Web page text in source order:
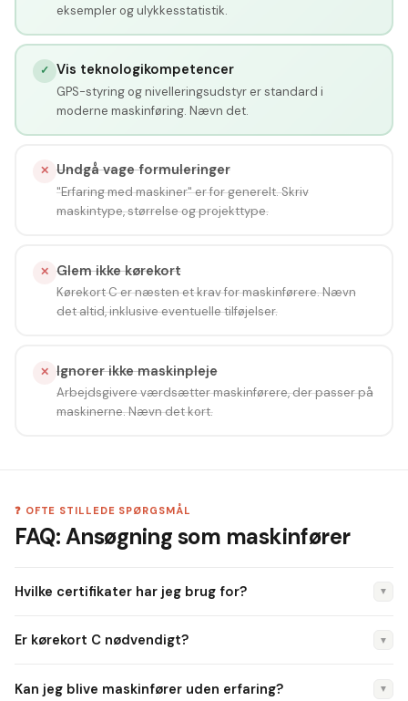
eksempler og ulykkesstatistik.
✓ Vis teknologikompetencer
GPS-styring og nivelleringsudstyr er standard i
moderne maskinføring. Nævn det.
✕ Undgå vage formuleringer
"Erfaring med maskiner" er for generelt. Skriv
maskintype, størrelse og projekttype.
✕ Glem ikke kørekort
Kørekort C er næsten et krav for maskinførere. Nævn
det altid, inklusive eventuelle tilføjelser.
✕ Ignorer ikke maskinpleje
Arbejdsgivere værdsætter maskinførere, der passer på
maskinerne. Nævn det kort.
❓ OFTE STILLEDE SPØRGSMÅL
FAQ: Ansøgning som maskinfører
Hvilke certifikater har jeg brug for? ▼
er minimum. Certifikat B (over 6 tons) åbner for de store
Er kørekort C nødvendigt? ▼
Kan jeg blive maskinfører uden erfaring? ▼